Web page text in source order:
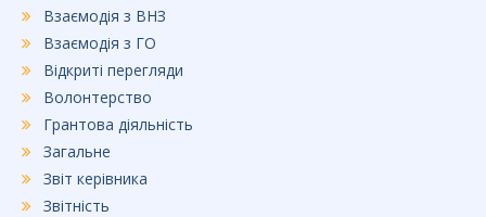
Взаємодія з ВНЗ
Взаємодія з ГО
Відкриті перегляди
Волонтерство
Грантова діяльність
Загальне
Звіт керівника
Звітність